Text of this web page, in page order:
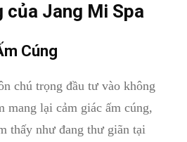
của Jang Mi Spa
Cúng
chú trọng đầu tư vào không
mang lại cảm giác ấm cúng,
thấy như đang thư giãn tại